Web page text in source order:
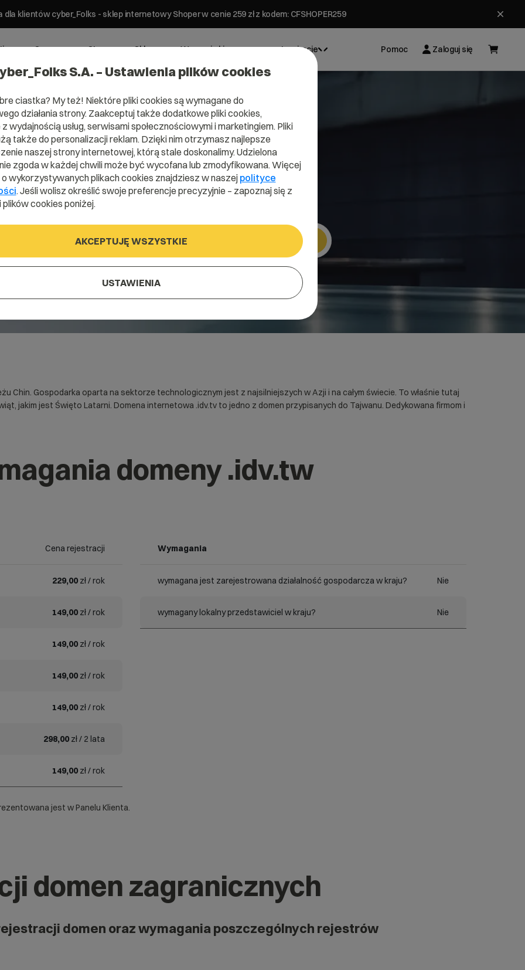
klientów cyber_Folks - sklep internetowy Shoper w cenie 259 zł z kodem: CFSHOPER259
Serwery Strony Sklepy Wsparcie biznesowe Inspiracje Pomoc Zaloguj się
.idv.tw
adres www z domeną tajwańską
Chin. Gospodarka oparta na sektorze technologicznym jest z najsilniejszych w Azji i na całym świecie. To właśnie tutaj
jakim jest Święto Latarni. Domena internetowa .idv.tv to jedno z domen przypisanych do Tajwanu. Dedykowana firmom i
domeny .idv.tw
Cena rejestracji
229,00 zł / rok
149,00 zł / rok
149,00 zł / rok
149,00 zł / rok
149,00 zł / rok
298,00 zł / 2 lata
149,00 zł / rok
Wymagania
wymagana jest zarejestrowana działalność gospodarcza w kraju? Nie
wymagany lokalny przedstawiciel w kraju? Nie
jest w Panelu Klienta.
domen zagranicznych
domen oraz wymagania poszczególnych rejestrów
S.A. – Ustawienia plików cookies
ciastka? My też! Niektóre pliki cookies są wymagane do
działania strony. Zaakceptuj także dodatkowe pliki cookies,
wydajnością usług, serwisami społecznościowymi i marketingiem. Pliki
także do personalizacji reklam. Dzięki nim otrzymasz najlepsze
naszej strony internetowej, którą stale doskonalimy. Udzielona
zgoda w każdej chwili może być wycofana lub zmodyfikowana. Więcej
wykorzystywanych plikach cookies znajdziesz w naszej polityce
. Jeśli wolisz określić swoje preferencje precyzyjnie – zapoznaj się z
cookies poniżej.
AKCEPTUJĘ WSZYSTKIE
USTAWIENIA